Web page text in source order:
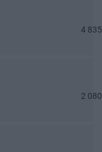
4 835
2 080